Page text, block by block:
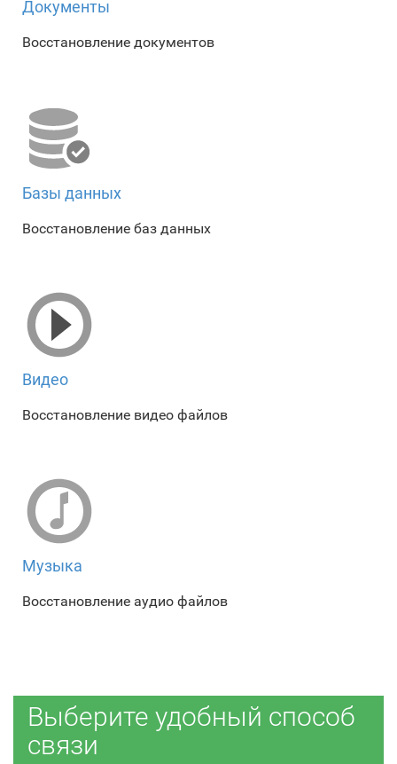
Документы
Восстановление документов
Базы данных
Восстановление баз данных
Видео
Восстановление видео файлов
Музыка
Восстановление аудио файлов
Выберите удобный способ
связи